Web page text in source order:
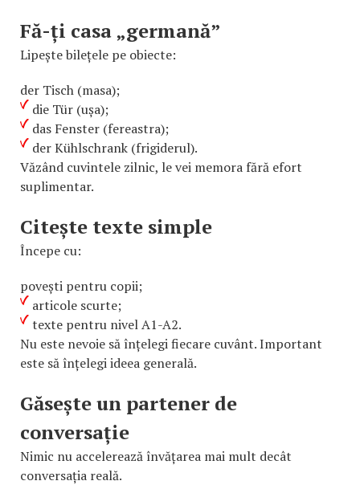
Fă-ți casa „germană”
Lipește bilețele pe obiecte:
der Tisch (masa);
die Tür (ușa);
das Fenster (fereastra);
der Kühlschrank (frigiderul).
Văzând cuvintele zilnic, le vei memora fără efort
suplimentar.
Citește texte simple
Începe cu:
povești pentru copii;
articole scurte;
texte pentru nivel A1-A2.
Nu este nevoie să înțelegi fiecare cuvânt. Important
este să înțelegi ideea generală.
Găsește un partener de
conversație
Nimic nu accelerează învățarea mai mult decât
conversația reală.